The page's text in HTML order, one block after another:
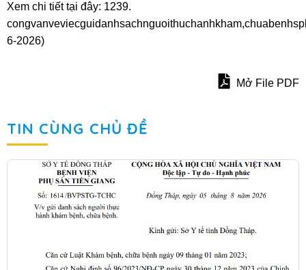
Xem chi tiết tại đây: 1239.
6-2026)
Mở File PDF
TIN CÙNG CHỦ ĐỀ